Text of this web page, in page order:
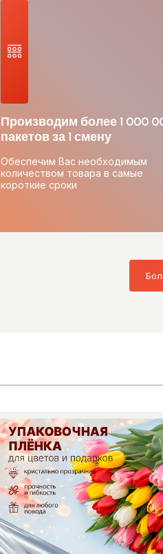
Производим более 1 000
пакетов за 1 смену
Обеспечим Вас необходимым
количеством товара в самые
короткие сроки